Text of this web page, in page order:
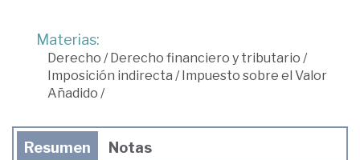
Materias:
Derecho /Derecho financiero y tributario /
Imposición indirecta /Impuesto sobre el Valor
Añadido /
Resumen Notas